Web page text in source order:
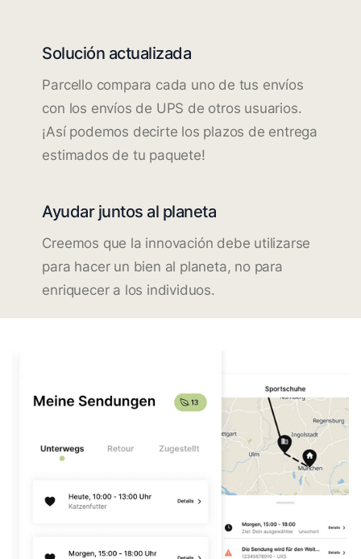
Solución actualizada
Parcello compara cada uno de tus envíos
con los envíos de UPS de otros usuarios.
¡Así podemos decirte los plazos de entrega
estimados de tu paquete!
Ayudar juntos al planeta
Creemos que la innovación debe utilizarse
para hacer un bien al planeta, no para
enriquecer a los individuos.